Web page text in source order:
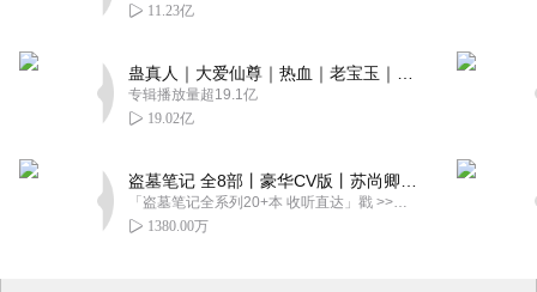
11.23亿
专辑播放量超19.1亿
19.02亿
「盗墓笔记全系列20+本 收听直达」戳 >>改编自南派三叔同名作品，腾讯音乐娱乐集团出品，冠声文化制作，...
1380.00万